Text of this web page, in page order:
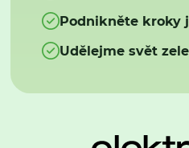
Podnikněte kroky
Udělejme svět